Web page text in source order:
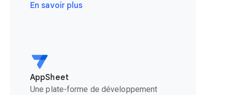
En savoir plus
AppSheet
Une plate-forme de développement